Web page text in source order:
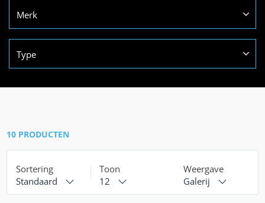
Merk
Type
10 PRODUCTEN
Sortering
Standaard
Toon
12
Weergave
Galerij